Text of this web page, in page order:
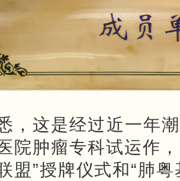
，这是经过近一年
院肿瘤专科试运作
盟”授牌仪式和“肺